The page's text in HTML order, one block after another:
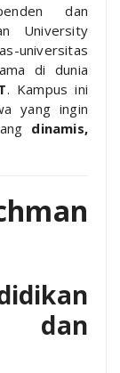
dan
University
universitas
di dunia
. Kampus ini
yang ingin
dinamis,
dan